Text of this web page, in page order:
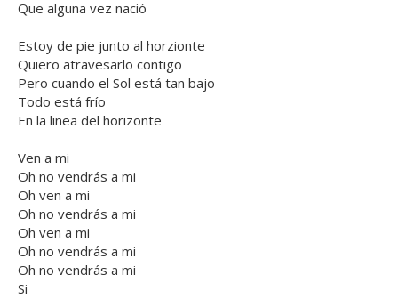
Que alguna vez nació
Estoy de pie junto al horzionte
Quiero atravesarlo contigo
Pero cuando el Sol está tan bajo
Todo está frío
En la linea del horizonte
Ven a mi
Oh no vendrás a mi
Oh ven a mi
Oh no vendrás a mi
Oh ven a mi
Oh no vendrás a mi
Oh no vendrás a mi
Si